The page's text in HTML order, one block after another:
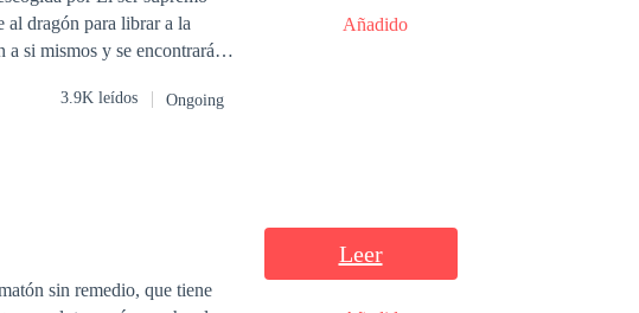
al dragón para librar a la
3.9K leídos Ongoing
Añadido
sin remedio, que tiene
Leer